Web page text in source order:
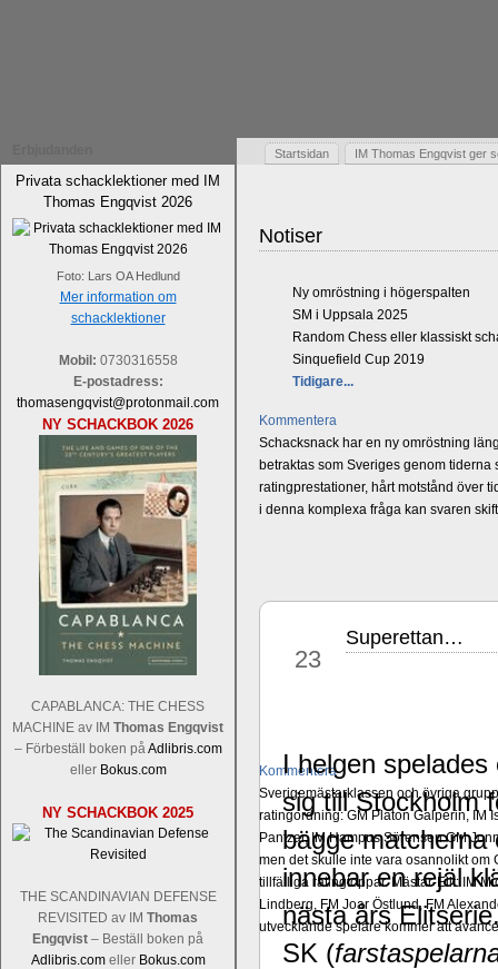
Privata schacklektioner med IM
Thomas Engqvist 2026
Foto: Lars OA Hedlund
Mer information om
schacklektioner
Mobil: 0730316558
E-postadress:
thomasengqvist@protonmail.com
NY SCHACKBOK 2026
CAPABLANCA: THE CHESS
MACHINE av IM Thomas Engqvist
– Förbeställ boken påAdlibris.com
eller Bokus.com
NY SCHACKBOK 2025
THE SCANDINAVIAN DEFENSE
REVISITED av IM Thomas
Engqvist – Beställ boken på
Adlibris.comeller Bokus.com
Startsidan IM Thomas Engqvist ger
Notiser
Ny omröstning i högerspalten
SM i Uppsala 2025
Random Chess eller klassiskt
Sinquefield Cup 2019
Tidigare...
Kommentera
Schacksnack har en ny omröstning
betraktas som Sveriges genom
ratingprestationer, hårt motstånd över
i denna komplexa fråga kan svaren
Kommentera
Sverigemästarklassen och övriga
ratingordning: GM Platon Galperin, IM
Pantzar, IM Hampus Sörensen GM
men det skulle inte vara osannolikt om
tillfälliga ratingtoppar. Mästar-Elit: IM
Lindberg, FM Joar Östlund, FM
utvecklande spelare kommer att
23
Superettan…
I helgen
sig till Stockholm
bägge
innebar en rejäl
nästa års
SK (